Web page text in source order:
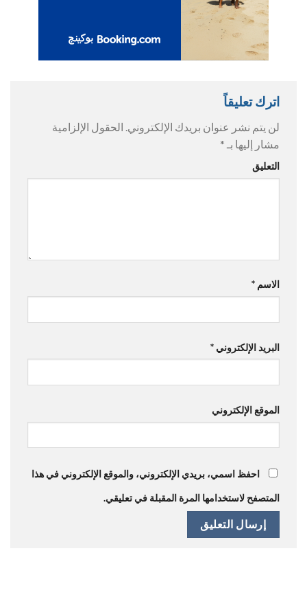
اترك تعليقاً
لن يتم نشر عنوان بريدك الإلكتروني. الحقول الإلزامية
مشار إليها بـ *
التعليق
الاسم *
البريد الإلكتروني *
الموقع الإلكتروني
احفظ اسمي، بريدي الإلكتروني، والموقع الإلكتروني في هذا
المتصفح لاستخدامها المرة المقبلة في تعليقي.